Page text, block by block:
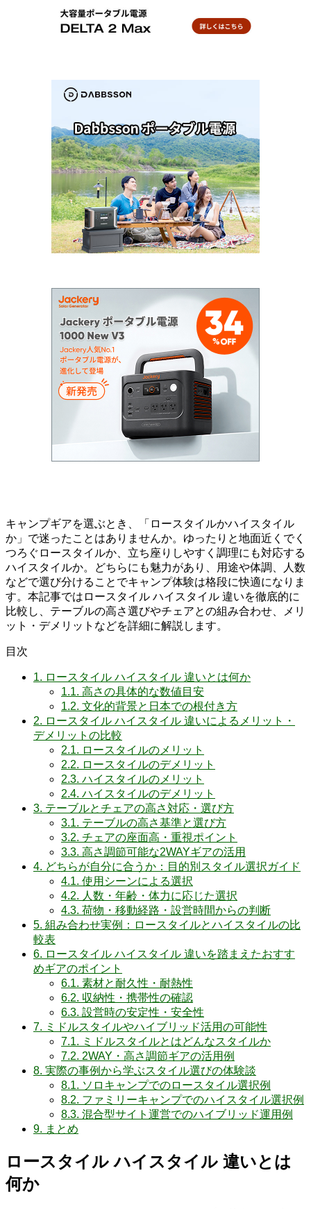
キャンプギアを選ぶとき、「ロースタイルかハイスタイル
か」で迷ったことはありませんか。ゆったりと地面近くでく
つろぐロースタイルか、立ち座りしやすく調理にも対応する
ハイスタイルか。どちらにも魅力があり、用途や体調、人数
などで選び分けることでキャンプ体験は格段に快適になりま
す。本記事ではロースタイル ハイスタイル 違いを徹底的に
比較し、テーブルの高さ選びやチェアとの組み合わせ、メリ
ット・デメリットなどを詳細に解説します。
目次
1. ロースタイル ハイスタイル 違いとは何か
1.1. 高さの具体的な数値目安
1.2. 文化的背景と日本での根付き方
2. ロースタイル ハイスタイル 違いによるメリット・
デメリットの比較
2.1. ロースタイルのメリット
2.2. ロースタイルのデメリット
2.3. ハイスタイルのメリット
2.4. ハイスタイルのデメリット
3. テーブルとチェアの高さ対応・選び方
3.1. テーブルの高さ基準と選び方
3.2. チェアの座面高・重視ポイント
3.3. 高さ調節可能な2WAYギアの活用
4. どちらが自分に合うか：目的別スタイル選択ガイド
4.1. 使用シーンによる選択
4.2. 人数・年齢・体力に応じた選択
4.3. 荷物・移動経路・設営時間からの判断
5. 組み合わせ実例：ロースタイルとハイスタイルの比
較表
6. ロースタイル ハイスタイル 違いを踏まえたおすす
めギアのポイント
6.1. 素材と耐久性・耐熱性
6.2. 収納性・携帯性の確認
6.3. 設営時の安定性・安全性
7. ミドルスタイルやハイブリッド活用の可能性
7.1. ミドルスタイルとはどんなスタイルか
7.2. 2WAY・高さ調節ギアの活用例
8. 実際の事例から学ぶスタイル選びの体験談
8.1. ソロキャンプでのロースタイル選択例
8.2. ファミリーキャンプでのハイスタイル選択例
8.3. 混合型サイト運営でのハイブリッド運用例
9. まとめ
ロースタイル ハイスタイル 違いとは
何か